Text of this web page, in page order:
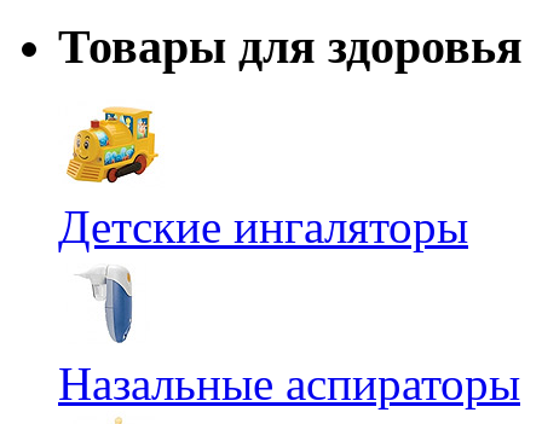
Товары для здоровья
Детские ингаляторы
Назальные аспираторы